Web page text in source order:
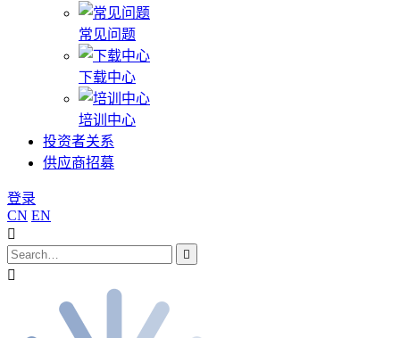
常见问题
下载中心
培训中心
投资者关系
供应商招募
登录
CN EN